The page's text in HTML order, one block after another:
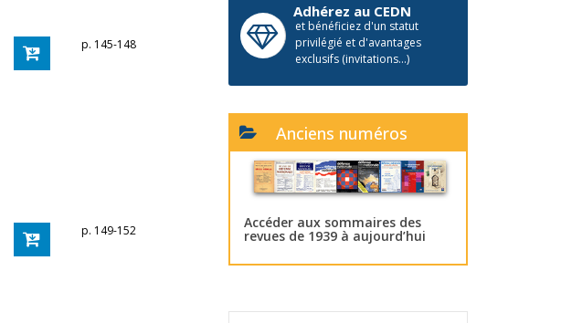
p. 145-148
p. 149-152
Adhérez au CEDN
et bénéficiez d'un statut
privilégié et d'avantages
exclusifs (invitations...)
Anciens numéros
Accéder aux sommaires des
revues de 1939 à aujourd’hui